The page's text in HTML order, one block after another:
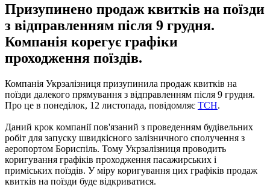
Призупинено продаж квитків на поїзди
з відправленням після 9 грудня.
Компанія корегує графіки
проходження поїздів.
Компанія Укрзалізниця призупинила продаж квитків на
поїзди далекого прямування з відправленням після 9 грудня.
Про це в понеділок, 12 листопада, повідомляє ТСН.
Даний крок компанії пов'язаний з проведенням будівельних
робіт для запуску швидкісного залізничного сполучення з
аеропортом Бориспіль. Тому Укрзалізниця проводить
коригування графіків проходження пасажирських і
приміських поїздів. У міру коригування цих графіків продаж
квитків на поїзди буде відкриватися.